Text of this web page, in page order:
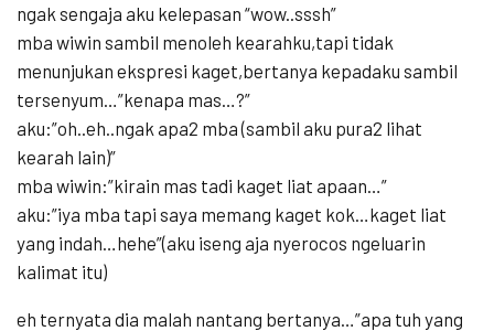
ngak sengaja aku kelepasan “wow..sssh”
mba wiwin sambil menoleh kearahku,tapi tidak
menunjukan ekspresi kaget,bertanya kepadaku sambil
tersenyum…”kenapa mas…?”
aku:”oh..eh..ngak apa2 mba (sambil aku pura2 lihat
kearah lain)”
mba wiwin:”kirain mas tadi kaget liat apaan…”
aku:”iya mba tapi saya memang kaget kok…kaget liat
yang indah…hehe”(aku iseng aja nyerocos ngeluarin
kalimat itu)
eh ternyata dia malah nantang bertanya…”apa tuh yang